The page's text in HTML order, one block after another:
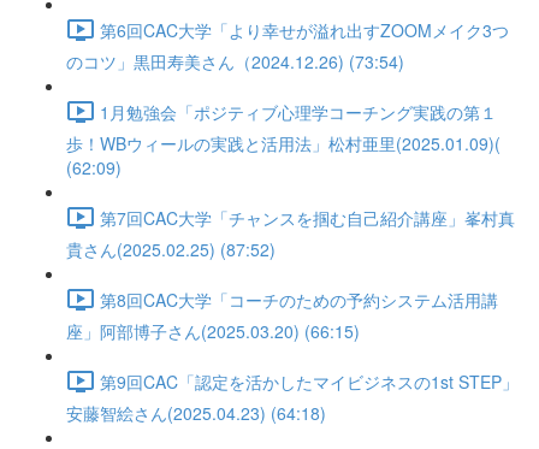
第6回CAC大学「より幸せが溢れ出すZOOMメイク3つ
のコツ」黒田寿美さん（2024.12.26) (73:54)
1月勉強会「ポジティブ心理学コーチング実践の第１
歩！WBウィールの実践と活用法」松村亜里(2025.01.09)(
(62:09)
第7回CAC大学「チャンスを掴む自己紹介講座」峯村真
貴さん(2025.02.25) (87:52)
第8回CAC大学「コーチのための予約システム活用講
座」阿部博子さん(2025.03.20) (66:15)
第9回CAC「認定を活かしたマイビジネスの1st STEP」
安藤智絵さん(2025.04.23) (64:18)